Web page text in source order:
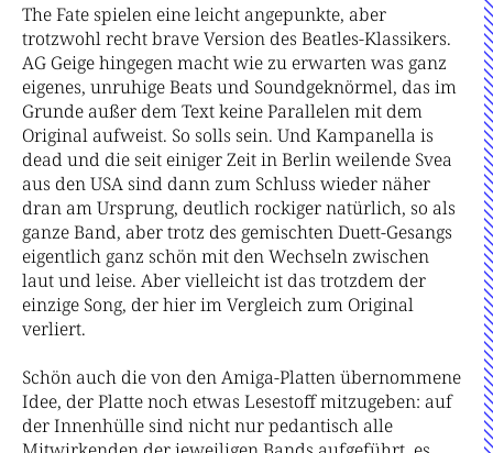
The Fate spielen eine leicht angepunkte, aber
trotzwohl recht brave Version des Beatles-Klassikers.
AG Geige hingegen macht wie zu erwarten was ganz
eigenes, unruhige Beats und Soundgeknörmel, das im
Grunde außer dem Text keine Parallelen mit dem
Original aufweist. So solls sein. Und Kampanella is
dead und die seit einiger Zeit in Berlin weilende Svea
aus den USA sind dann zum Schluss wieder näher
dran am Ursprung, deutlich rockiger natürlich, so als
ganze Band, aber trotz des gemischten Duett-Gesangs
eigentlich ganz schön mit den Wechseln zwischen
laut und leise. Aber vielleicht ist das trotzdem der
einzige Song, der hier im Vergleich zum Original
verliert.
Schön auch die von den Amiga-Platten übernommene
Idee, der Platte noch etwas Lesestoff mitzugeben: auf
der Innenhülle sind nicht nur pedantisch alle